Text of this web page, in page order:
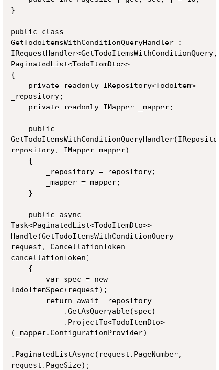
}
public class
GetTodoItemsWithConditionQueryHandler :
IRequestHandler<GetTodoItemsWithConditionQuery,
PaginatedList<TodoItemDto>>
{
_repository;
repository, IMapper mapper)
Task<PaginatedList<TodoItemDto>>
Handle(GetTodoItemsWithConditionQuery
request, CancellationToken
cancellationToken)
TodoItemSpec(request);
(_mapper.ConfigurationProvider)
.PaginatedListAsync(request.PageNumber,
request.PageSize);